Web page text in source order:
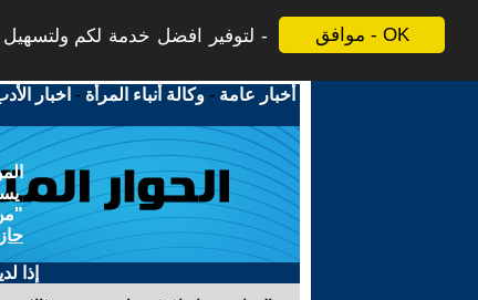
موافق - OK
لتوفير افضل خدمة لكم ولتسهيل
أخبار عامة -وكالة أنباء المرأة - اخبار
إذا